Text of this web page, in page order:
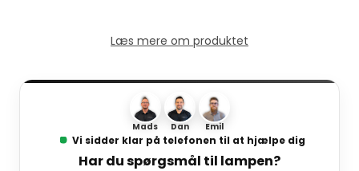
Læs mere om produktet
Mads Dan Emil
Vi sidder klar på telefonen til at hjælpe dig
Har du spørgsmål til lampen?